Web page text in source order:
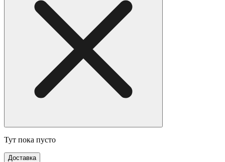
Тут пока пусто
Доставка